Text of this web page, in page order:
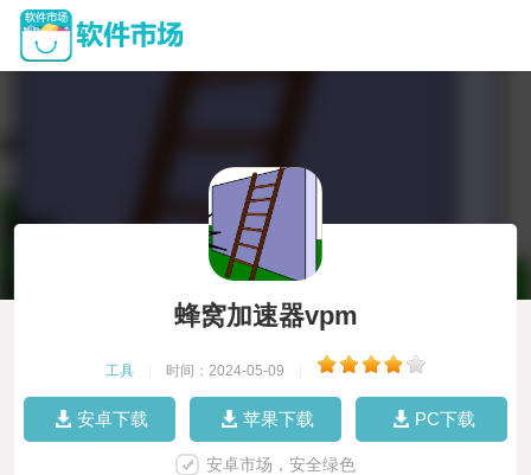
蜂窝加速器vpm
工具 时间：2024-05-09
安卓下载 苹果下载 PC下载
安卓市场，安全绿色